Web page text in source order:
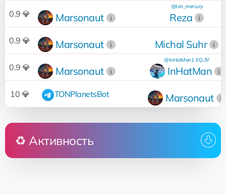
0.9 💎 Marsonaut Reza
@ton_mercury
0.9 💎 Marsonaut Michal Suhr
0.9 💎 Marsonaut InHatMan
@InHatMan1 EQ...fV
10 💎 TONPlanetsBot Marsonaut
♻️ Активность